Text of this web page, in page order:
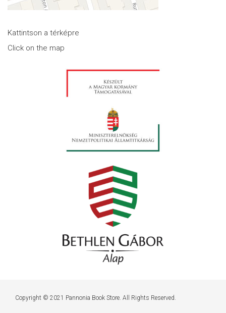
Kattintson a térképre
Click on the map
Copyright © 2021 Pannonia Book Store. All Rights Reserved.